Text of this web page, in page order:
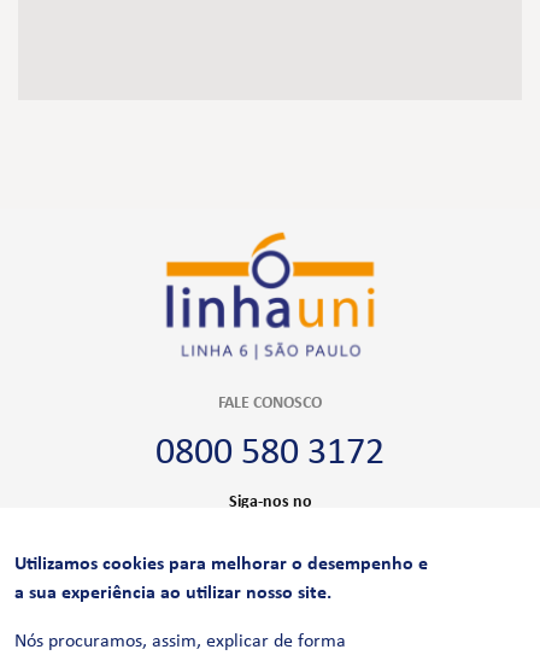
FALE CONOSCO
0800 580 3172
Siga-nos no
CERTIFICAÇÕES
Utilizamos cookies para melhorar o desempenho e
a sua experiência ao utilizar nosso site.
Nós procuramos, assim, explicar de forma